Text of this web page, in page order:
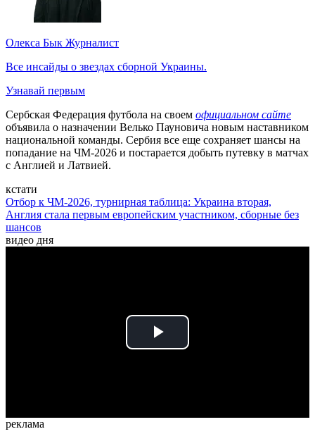
Олекса Бык Журналист
Все инсайды о звездах сборной Украины.
Узнавай первым
Сербская Федерация футбола на своем официальном сайте
объявила о назначении Велько Пауновича новым наставником
национальной команды. Сербия все еще сохраняет шансы на
попадание на ЧМ-2026 и постарается добыть путевку в матчах
с Англией и Латвией.
кстати
Отбор к ЧМ-2026, турнирная таблица: Украина вторая,
Англия стала первым европейским участником, сборные без
шансов
видео дня
Play
реклама